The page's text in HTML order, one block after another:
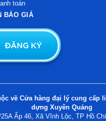
toán
BÁO GIÁ
về Cửa hàng đại lý cung cấp
dựng Xuyên Quảng
Ấp 46, Xã Vĩnh Lộc, TP Hồ